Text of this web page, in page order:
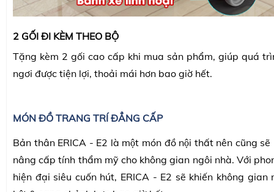
2 GỐI ĐI KÈM THEO BỘ
Tặng kèm 2 gối cao cấp khi mua sản phẩm, giúp quá
ngơi được tiện lợi, thoải mái hơn bao giờ hết.
MÓN ĐỒ TRANG TRÍ ĐẲNG CẤP
Bản thân ERICA - E2 là một món đồ nội thất nên cũng sẽ
nâng cấp tính thẩm mỹ cho không gian ngôi nhà. Với
hiện đại siêu cuốn hút, ERICA - E2 sẽ khiến không